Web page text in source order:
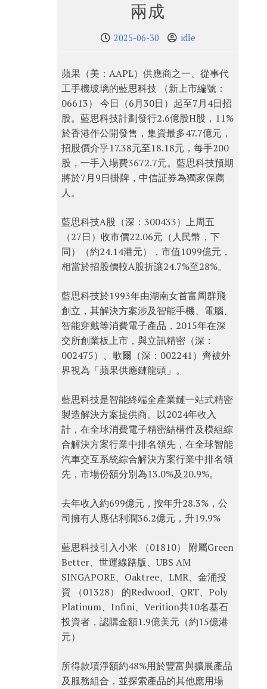
兩成
2025-06-30 idle
蘋果（美：AAPL）供應商之一、從事代
工手機玻璃的藍思科技 （新上市編號：
06613） 今日（6月30日）起至7月4日招
股。藍思科技計劃發行2.6億股H股，11%
於香港作公開發售，集資最多47.7億元，
招股價介乎17.38元至18.18元，每手200
股，一手入場費3672.7元。藍思科技預期
將於7月9日掛牌，中信証券為獨家保薦
人。
藍思科技A股（深：300433）上周五
（27日）收市價22.06元（人民幣，下
同）（約24.14港元），市值1099億元，
相當於招股價較A股折讓24.7%至28%。
藍思科技於1993年由湖南女首富周群飛
創立，其解決方案涉及智能手機、電腦、
智能穿戴等消費電子產品，2015年在深
交所創業板上市，與立訊精密（深：
002475）、歌爾（深：002241）齊被外
界視為「蘋果供應鏈龍頭」。
藍思科技是智能終端全產業鏈一站式精密
製造解決方案提供商。以2024年收入
計，在全球消費電子精密結構件及模組綜
合解決方案行業中排名領先，在全球智能
汽車交互系統綜合解決方案行業中排名領
先，市場份額分別為13.0%及20.9%。
去年收入約699億元，按年升28.3%，公
司擁有人應佔利潤36.2億元，升19.9%
藍思科技引入小米 （01810） 附屬Green
Better、世運線路版、UBS AM
SINGAPORE、Oaktree、LMR、金涌投
資 （01328） 的Redwood、QRT、Poly
Platinum、Infini、Verition共10名基石
投資者，認購金額1.9億美元（約15億港
元）
所得款項淨額約48%用於豐富與擴展產品
及服務組合，並探索產品的其他應用場